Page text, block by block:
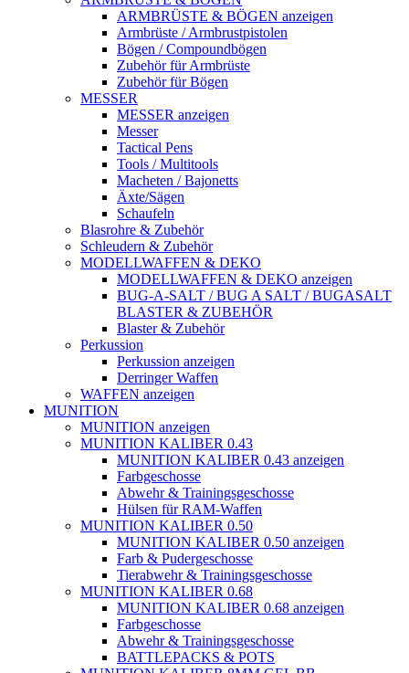
ARMBRÜSTE & BÖGEN anzeigen
Armbrüste / Armbrustpistolen
Bögen / Compoundbögen
Zubehör für Armbrüste
Zubehör für Bögen
MESSER
MESSER anzeigen
Messer
Tactical Pens
Tools / Multitools
Macheten / Bajonetts
Äxte/Sägen
Schaufeln
Blasrohre & Zubehör
Schleudern & Zubehör
MODELLWAFFEN & DEKO
MODELLWAFFEN & DEKO anzeigen
BUG-A-SALT / BUG A SALT / BUGASALT
BLASTER & ZUBEHÖR
Blaster & Zubehör
Perkussion
Perkussion anzeigen
Derringer Waffen
WAFFEN anzeigen
MUNITION
MUNITION anzeigen
MUNITION KALIBER 0.43
MUNITION KALIBER 0.43 anzeigen
Farbgeschosse
Abwehr & Trainingsgeschosse
Hülsen für RAM-Waffen
MUNITION KALIBER 0.50
MUNITION KALIBER 0.50 anzeigen
Farb & Pudergeschosse
Tierabwehr & Trainingsgeschosse
MUNITION KALIBER 0.68
MUNITION KALIBER 0.68 anzeigen
Farbgeschosse
Abwehr & Trainingsgeschosse
BATTLEPACKS & POTS